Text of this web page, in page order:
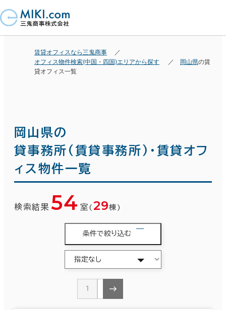
賃貸オフィスなら三鬼商事
オフィス物件検索(中国・四国)エリアから探す
岡山県の賃
貸オフィス一覧
岡山県の
貸事務所(賃貸事務所)・賃貸オフ
ィス物件一覧
検索結果 54 室 ( 29棟)
条件で絞り込む
1 2